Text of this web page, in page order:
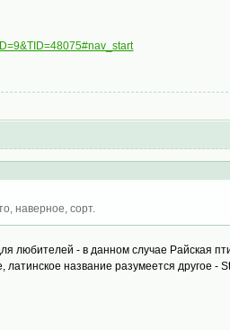
наверное, сорт.
любителей - в данном случае Райская
название разумеется другое -